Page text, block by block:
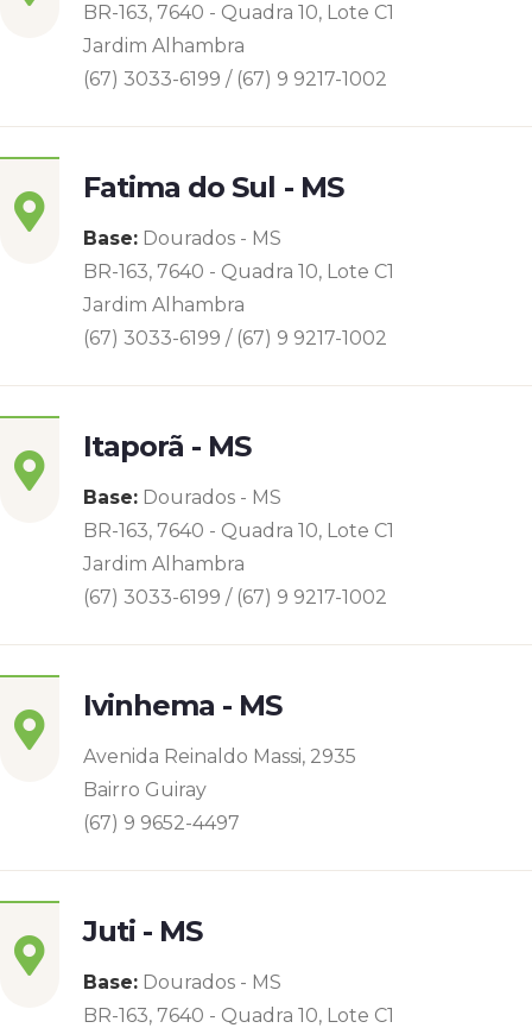
BR-163, 7640 - Quadra 10, Lote C1
Jardim Alhambra
(67) 3033-6199 / (67) 9 9217-1002
Fatima do Sul - MS
Base: Dourados - MS
BR-163, 7640 - Quadra 10, Lote C1
Jardim Alhambra
(67) 3033-6199 / (67) 9 9217-1002
Itaporã - MS
Base: Dourados - MS
BR-163, 7640 - Quadra 10, Lote C1
Jardim Alhambra
(67) 3033-6199 / (67) 9 9217-1002
Ivinhema - MS
Avenida Reinaldo Massi, 2935
Bairro Guiray
(67) 9 9652-4497
Juti - MS
Base: Dourados - MS
BR-163, 7640 - Quadra 10, Lote C1